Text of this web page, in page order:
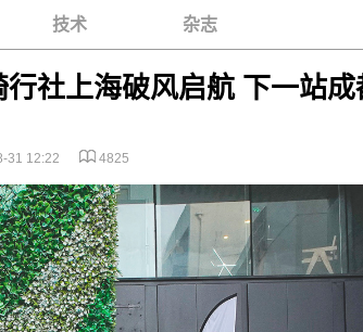
技术 杂志
社上海破风启航 下一站成
31 12:22 4825